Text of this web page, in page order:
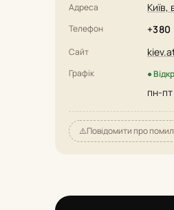
Адреса Київ,
Телефон +380
Сайт
Графік ●
пн-
⚠️Повідомити про